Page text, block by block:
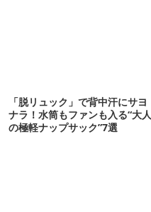
「脱リュック」で背中汗にサヨ
ナラ！水筒もファンも入る“大人
の極軽ナップサック”7選